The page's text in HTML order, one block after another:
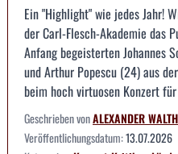
Ein "Highlight" wie jedes Jahr!
der Carl-Flesch-Akademie das
Anfang begeisterten Johannes
und Arthur Popescu (24) aus
beim hoch virtuosen Konzert
Geschrieben vonALEXANDER
Veröffentlichungsdatum:13.07.2026